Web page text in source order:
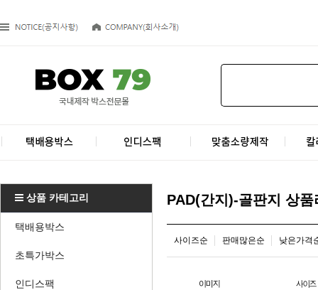
상품 카테고리
택배용박스
초특가박스
인디스팩
PAD(간지)-골판지 상품
사이즈순 판매많은순 낮은가격